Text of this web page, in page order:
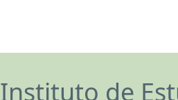
Instituto de